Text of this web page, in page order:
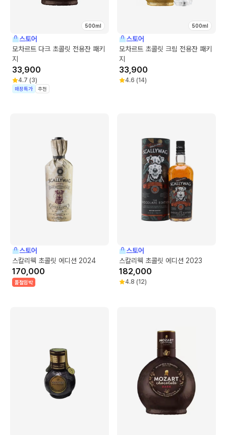
500ml
스토어
모차르트 다크 초콜릿 전용잔 패키
지
33,900
4.7 (3)
매장특가 추천
500ml
스토어
모차르트 초콜릿 크림 전용잔 패키
지
33,900
4.6 (14)
스토어
스칼리웩 초콜릿 에디션 2024
170,000
품절임박
스토어
스칼리웩 초콜릿 에디션 2023
182,000
4.8 (12)